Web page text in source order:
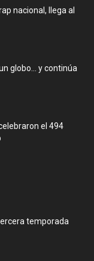
nacional, llega al
globo… y continúa
el 494
temporada